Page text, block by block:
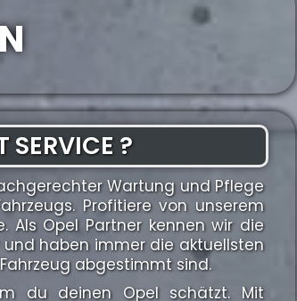
SERVICE ?
Wartung und Pflege
Profitiere von unserem
Als Opel Partner kennen wir die
haben immer die aktuellsten
abgestimmt sind.
du deinen Opel schätzt. Mit